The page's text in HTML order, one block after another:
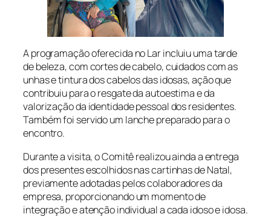
A programação oferecida no Lar incluiu uma tarde
de beleza, com cortes de cabelo, cuidados com as
unhas e tintura dos cabelos das idosas, ação que
contribuiu para o resgate da autoestima e da
valorização da identidade pessoal dos residentes.
Também foi servido um lanche preparado para o
encontro.
Durante a visita, o Comitê realizou ainda a entrega
dos presentes escolhidos nas cartinhas de Natal,
previamente adotadas pelos colaboradores da
empresa, proporcionando um momento de
integração e atenção individual a cada idoso e idosa.